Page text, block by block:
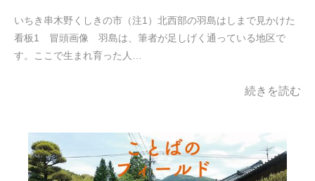
いちき串木野くしきの市（注1）北西部の羽島はしまで見かけた
看板1 冒頭画像 羽島は、筆者が足しげく通っている地区で
す。ここで生まれ育った人…
続きを読む